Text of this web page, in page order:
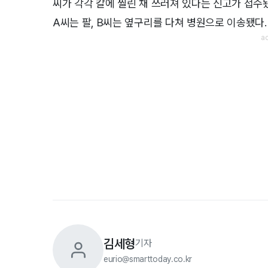
씨가 각각 칼에 찔린 채 쓰러져 있다는 신고가 접수
A씨는 팔, B씨는 옆구리를 다쳐 병원으로 이송됐다.
김세형기자
eurio@smarttoday.co.kr